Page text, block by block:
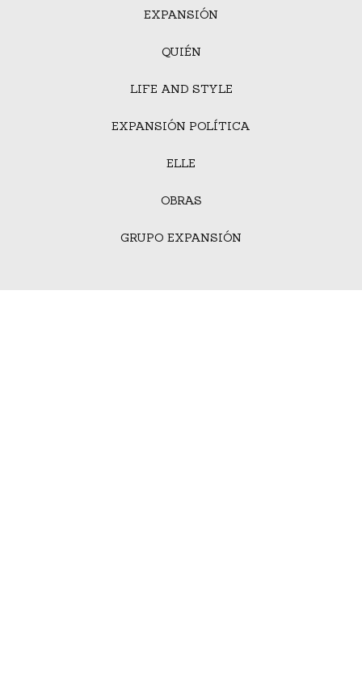
EXPANSIÓN
QUIÉN
LIFE AND STYLE
EXPANSIÓN POLÍTICA
ELLE
OBRAS
GRUPO EXPANSIÓN